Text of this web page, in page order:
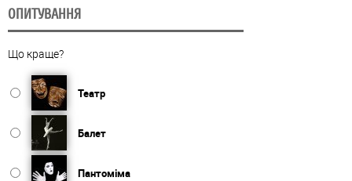
ОПИТУВАННЯ
Що краще?
Театр
Балет
Пантоміма